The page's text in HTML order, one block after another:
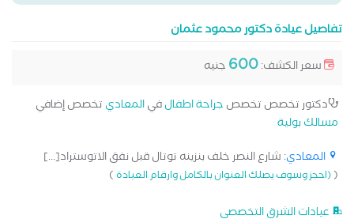
تفاصيل عيادة دكتور محمود عثمان
سعر الكشف:600 جنيه
دكتور تخصص تخصص جراحة اطفالفيالمعادي تخصص إضافي
مسالك بولية
المعادي: شارع النصر خلف بنزينه توتال قبل نفق الاتوستراد[...]
((احجز وسوف يصلك العنوان بالكامل وارقام العيادة)
عيادات الشرق التخصصي